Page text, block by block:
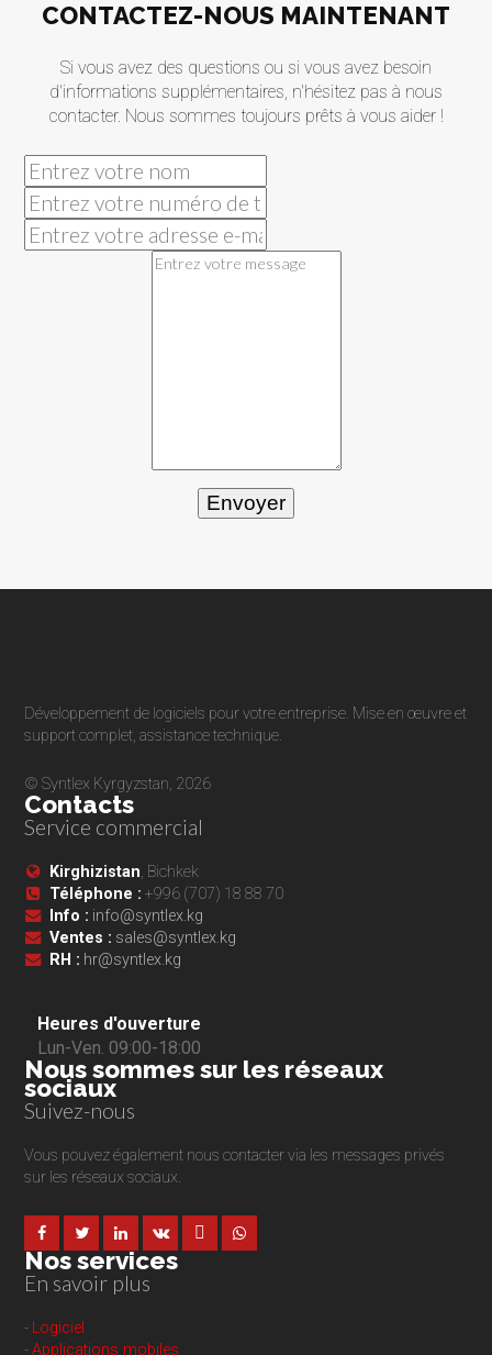
CONTACTEZ-NOUS MAINTENANT
Si vous avez des questions ou si vous avez besoin
d'informations supplémentaires, n'hésitez pas à nous
contacter. Nous sommes toujours prêts à vous aider !
Votre nom
Votre numéro de téléphone
E-mail
Votre message
Envoyer
Développement de logiciels pour votre entreprise. Mise en œuvre et
support complet, assistance technique.
© Syntlex Kyrgyzstan, 2026
Contacts
Service commercial
Kirghizistan, Bichkek
Téléphone : +996 (707) 18 88 70
Info : info@syntlex.kg
Ventes : sales@syntlex.kg
RH : hr@syntlex.kg
Heures d'ouverture
Lun-Ven. 09:00-18:00
Nous sommes sur les réseaux
sociaux
Suivez-nous
Vous pouvez également nous contacter via les messages privés
sur les réseaux sociaux.
Nos services
En savoir plus
- Logiciel
-Applications mobiles